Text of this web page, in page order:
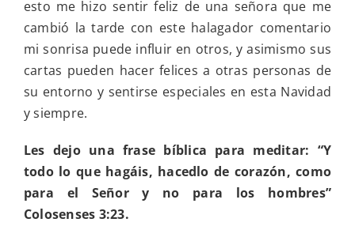
esto me hizo sentir feliz de una señora que me
cambió la tarde con este halagador comentario
mi sonrisa puede influir en otros, y asimismo sus
cartas pueden hacer felices a otras personas de
su entorno y sentirse especiales en esta Navidad
y siempre.
Les dejo una frase bíblica para meditar: “Y
todo lo que hagáis, hacedlo de corazón, como
para el Señor y no para los hombres”
Colosenses 3:23.